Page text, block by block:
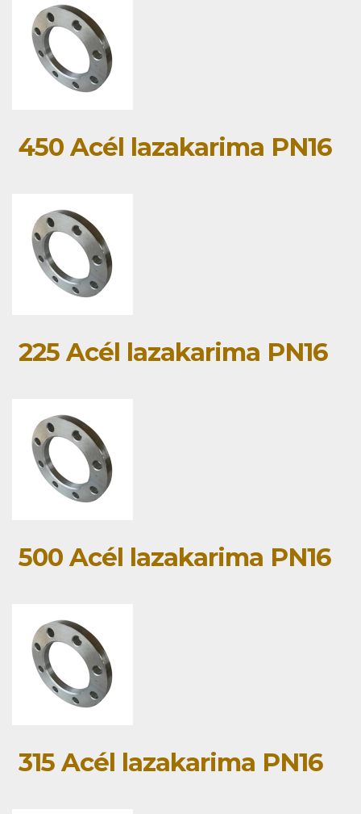
450 Acél lazakarima PN16
225 Acél lazakarima PN16
500 Acél lazakarima PN16
315 Acél lazakarima PN16